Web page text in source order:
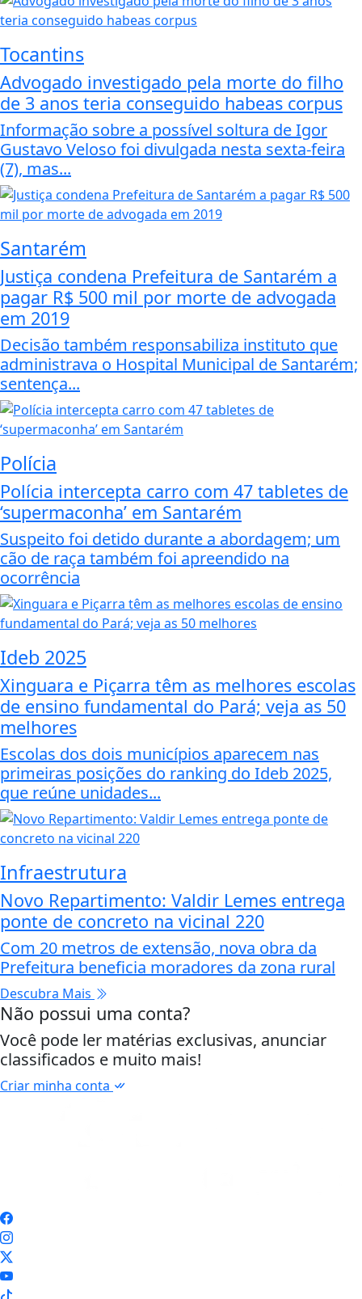
Tocantins
Advogado investigado pela morte do filho
de 3 anos teria conseguido habeas corpus
Informação sobre a possível soltura de Igor
Gustavo Veloso foi divulgada nesta sexta-feira
(7), mas...
Santarém
Justiça condena Prefeitura de Santarém a
pagar R$ 500 mil por morte de advogada
em 2019
Decisão também responsabiliza instituto que
administrava o Hospital Municipal de Santarém;
sentença...
Polícia
Polícia intercepta carro com 47 tabletes de
‘supermaconha’ em Santarém
Suspeito foi detido durante a abordagem; um
cão de raça também foi apreendido na
ocorrência
Ideb 2025
Xinguara e Piçarra têm as melhores escolas
de ensino fundamental do Pará; veja as 50
melhores
Escolas dos dois municípios aparecem nas
primeiras posições do ranking do Ideb 2025,
que reúne unidades...
Infraestrutura
Novo Repartimento: Valdir Lemes entrega
ponte de concreto na vicinal 220
Com 20 metros de extensão, nova obra da
Prefeitura beneficia moradores da zona rural
Descubra Mais
Não possui uma conta?
Você pode ler matérias exclusivas, anunciar
classificados e muito mais!
Criar minha conta